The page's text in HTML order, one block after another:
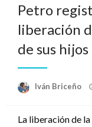
Petro
liberación
de sus
Iván Briceño
La liberación de